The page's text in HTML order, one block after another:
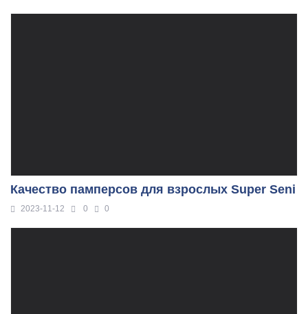
Качество памперсов для взрослых Super Seni
2023-11-12 0 0